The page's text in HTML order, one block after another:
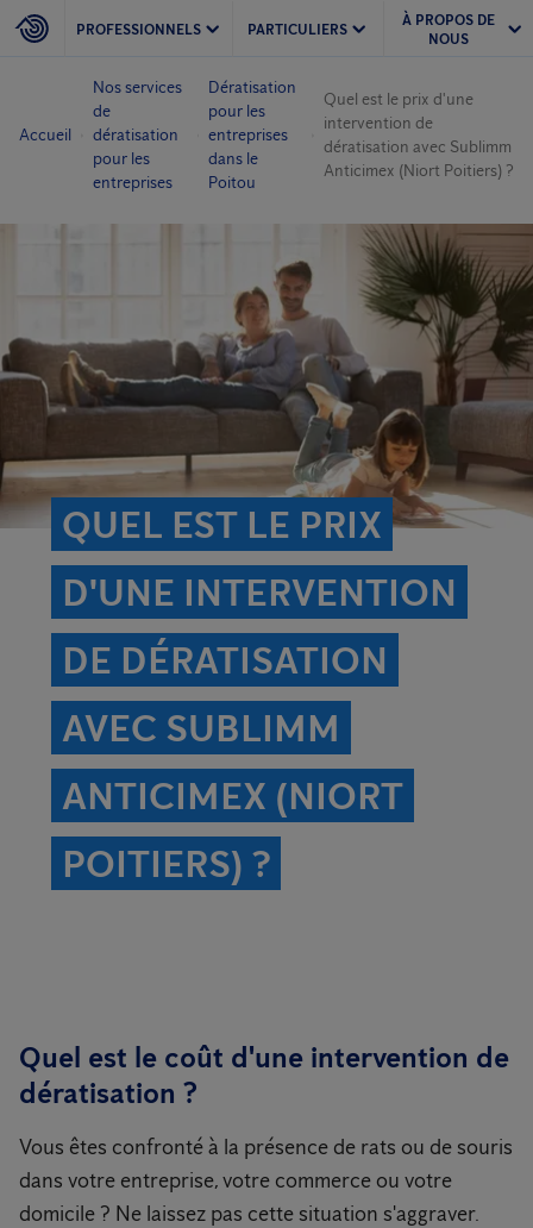
PROFESSIONNELS PARTICULIERS
À PROPOS DE
NOUS
Accueil
Nos services
de
dératisation
pour les
entreprises
Dératisation
pour les
entreprises
dans le
Poitou
Quel est le prix d'une
intervention de
dératisation avec Sublimm
Anticimex (Niort Poitiers) ?
QUEL EST LE PRIX
D'UNE INTERVENTION
DE DÉRATISATION
AVEC SUBLIMM
ANTICIMEX (NIORT
POITIERS) ?
Quel est le coût d'une intervention de
dératisation ?
Vous êtes confronté à la présence de rats ou de souris
dans votre entreprise, votre commerce ou votre
domicile ? Ne laissez pas cette situation s'aggraver.